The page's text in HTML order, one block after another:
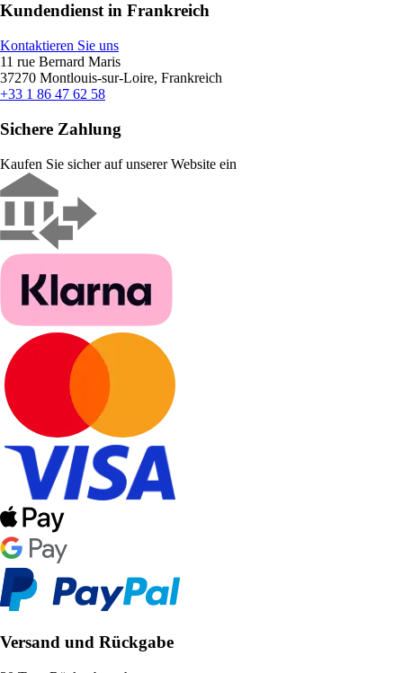
Kundendienst in Frankreich
Kontaktieren Sie uns
11 rue Bernard Maris
37270 Montlouis-sur-Loire, Frankreich
+33 1 86 47 62 58
Sichere Zahlung
Kaufen Sie sicher auf unserer Website ein
Versand und Rückgabe